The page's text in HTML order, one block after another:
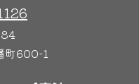
町600-1